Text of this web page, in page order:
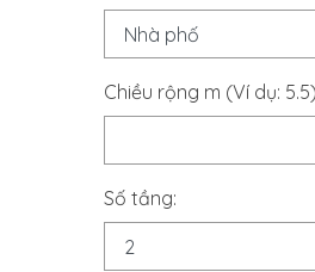
Chiều rộng m (Ví dụ:
Số tầng: